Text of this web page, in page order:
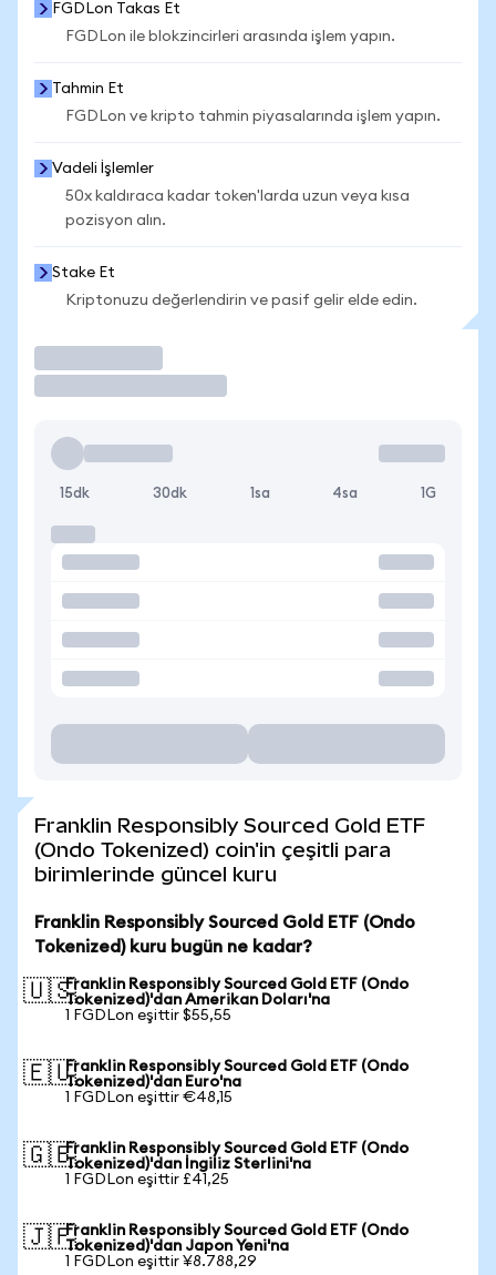
FGDLon Takas Et
FGDLon ile blokzincirleri arasında işlem yapın.
Tahmin Et
FGDLon ve kripto tahmin piyasalarında işlem yapın.
Vadeli İşlemler
50x kaldıraca kadar token'larda uzun veya kısa
pozisyon alın.
Stake Et
Kriptonuzu değerlendirin ve pasif gelir elde edin.
15dk 30dk 1sa 4sa 1G
Franklin Responsibly Sourced Gold ETF
(Ondo Tokenized) coin'in çeşitli para
birimlerinde güncel kuru
Franklin Responsibly Sourced Gold ETF (Ondo
Tokenized) kuru bugün ne kadar?
🇺🇸Franklin Responsibly Sourced Gold ETF (Ondo
Tokenized)'dan Amerikan Doları'na
1 FGDLon eşittir $55,55
🇪🇺Franklin Responsibly Sourced Gold ETF (Ondo
Tokenized)'dan Euro'na
1 FGDLon eşittir €48,15
🇬🇧Franklin Responsibly Sourced Gold ETF (Ondo
Tokenized)'dan İngiliz Sterlini'na
1 FGDLon eşittir £41,25
🇯🇵Franklin Responsibly Sourced Gold ETF (Ondo
Tokenized)'dan Japon Yeni'na
1 FGDLon eşittir ¥8.788,29